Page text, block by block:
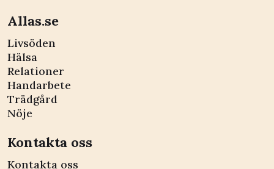
Allas.se
Livsöden
Hälsa
Relationer
Handarbete
Trädgård
Nöje
Kontakta oss
Kontakta oss